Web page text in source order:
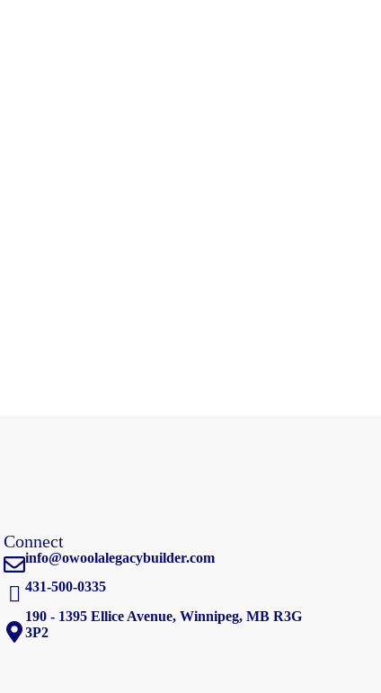
Connect
info@owoolalegacybuilder.com
431-500-0335
190 - 1395 Ellice Avenue, Winnipeg, MB R3G
3P2